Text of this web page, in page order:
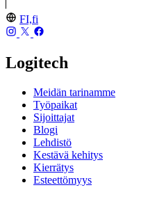
FI,fi
Logitech
Meidän tarinamme
Työpaikat
Sijoittajat
Blogi
Lehdistö
Kestävä kehitys
Kierrätys
Esteettömyys